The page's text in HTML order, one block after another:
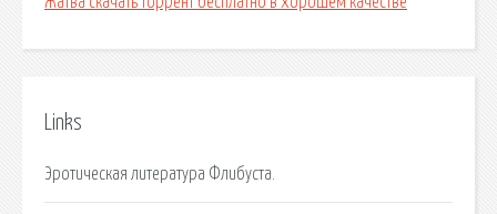
Links
Эротическая литература Флибуста.